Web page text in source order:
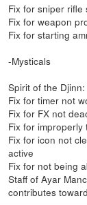
Fix for sniper rifle
Fix for weapon
Fix for starting
-Mysticals
Spirit of the Djinn:
Fix for timer not
Fix for FX not
Fix for
Fix for icon not
active
Fix for not being
Staff of Ayar
contributes